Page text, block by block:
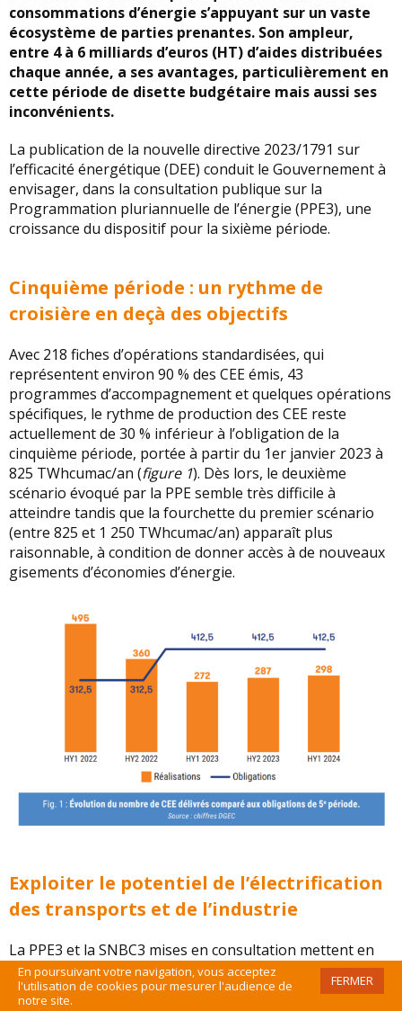
En poursuivant votre navigation, vous acceptez
l'utilisation de cookies pour mesurer l'audience de
notre site.
FERMER
consommations d’énergie s’appuyant sur un vaste
écosystème de parties prenantes. Son ampleur,
entre 4 à 6 milliards d’euros (HT) d’aides distribuées
chaque année, a ses avantages, particulièrement en
cette période de disette budgétaire mais aussi ses
inconvénients.
La publication de la nouvelle directive 2023/1791 sur
l’efficacité énergétique (DEE) conduit le Gouvernement à
envisager, dans la consultation publique sur la
Programmation pluriannuelle de l’énergie (PPE3), une
croissance du dispositif pour la sixième période.
Cinquième période : un rythme de
croisière en deçà des objectifs
Avec 218 fiches d’opérations standardisées, qui
représentent environ 90 % des CEE émis, 43
programmes d’accompagnement et quelques opérations
spécifiques, le rythme de production des CEE reste
actuellement de 30 % inférieur à l’obligation de la
cinquième période, portée à partir du 1er janvier 2023 à
825 TWhcumac/an (figure 1). Dès lors, le deuxième
scénario évoqué par la PPE semble très difficile à
atteindre tandis que la fourchette du premier scénario
(entre 825 et 1 250 TWhcumac/an) apparaît plus
raisonnable, à condition de donner accès à de nouveaux
gisements d’économies d’énergie.
Exploiter le potentiel de l’électrification
des transports et de l’industrie
La PPE3 et la SNBC3 mises en consultation mettent en
exergue que les transports devraient constituer le
principal levier de réduction des consommations